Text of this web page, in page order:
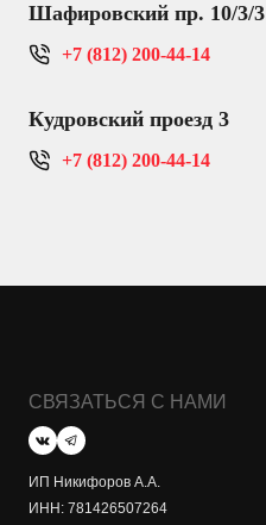
Шафировский пр. 10/3/3
+7 (812) 200-44-14
Кудровский проезд 3
+7 (812) 200-44-14
СВЯЗАТЬСЯ С НАМИ
ИП Никифоров А.А.
ИНН: 781426507264